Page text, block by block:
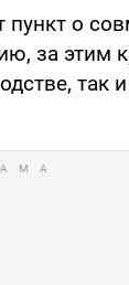
пункт о
за этим
так